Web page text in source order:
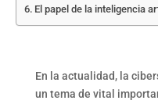
El papel de la inteligencia
En la actualidad, la
un tema de vital